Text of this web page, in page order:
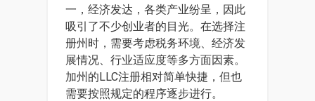
一，经济发达，各类产业纷呈，因此
吸引了不少创业者的目光。在选择注
册州时，需要考虑税务环境、经济发
展情况、行业适应度等多方面因素。
加州的LLC注册相对简单快捷，但也
需要按照规定的程序逐步进行。